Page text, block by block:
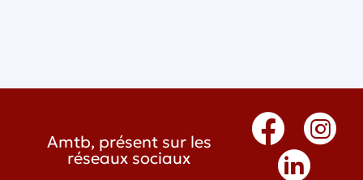
Amtb, présent sur les
réseaux sociaux